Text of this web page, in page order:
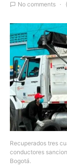
No comments
Recuperados tres
conductores
Bogotá.